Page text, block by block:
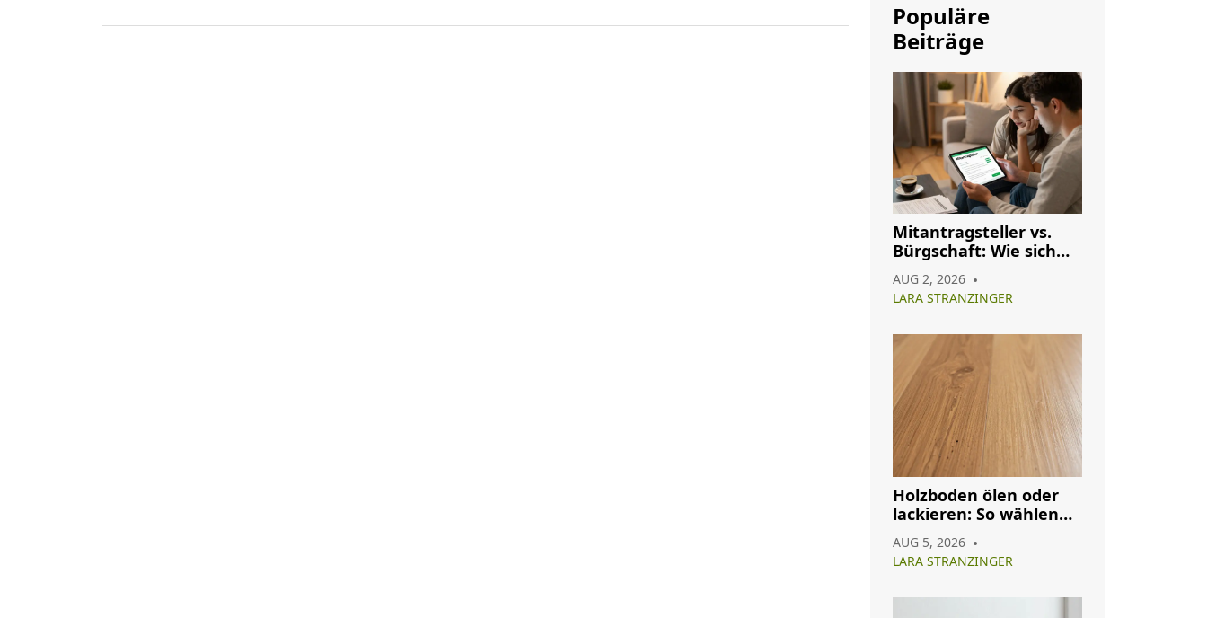
Populäre
Beiträge
Mitantragsteller vs.
Bürgschaft: Wie sich
die Konditionen Ihres
Immobilienkredits
ändern
AUG 2, 2026
LARA STRANZINGER
Holzboden ölen oder
lackieren: So wählen
Oberflächenfinish
AUG 5, 2026
LARA STRANZINGER